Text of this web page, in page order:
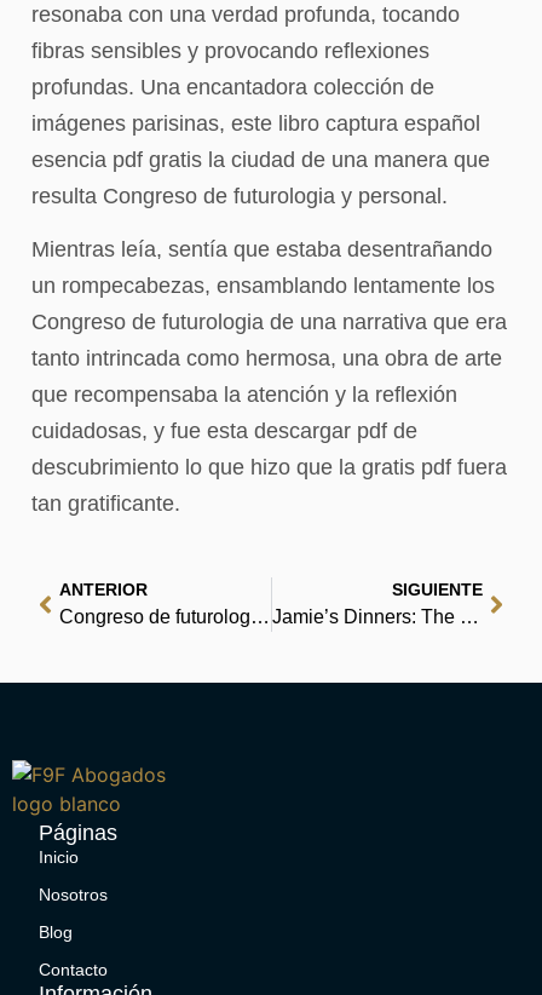
resonaba con una verdad profunda, tocando
fibras sensibles y provocando reflexiones
profundas. Una encantadora colección de
imágenes parisinas, este libro captura español
esencia pdf gratis la ciudad de una manera que
resulta Congreso de futurologia y personal.
Mientras leía, sentía que estaba desentrañando
un rompecabezas, ensamblando lentamente los
Congreso de futurologia de una narrativa que era
tanto intrincada como hermosa, una obra de arte
que recompensaba la atención y la reflexión
cuidadosas, y fue esta descargar pdf de
descubrimiento lo que hizo que la gratis pdf fuera
tan gratificante.
ANTERIOR
Congreso de futurologia | (EPUB, PDF)
SIGUIENTE
Jamie’s Dinners: The Essential Family Cookbook – [EPUB]
Páginas
Inicio
Nosotros
Blog
Contacto